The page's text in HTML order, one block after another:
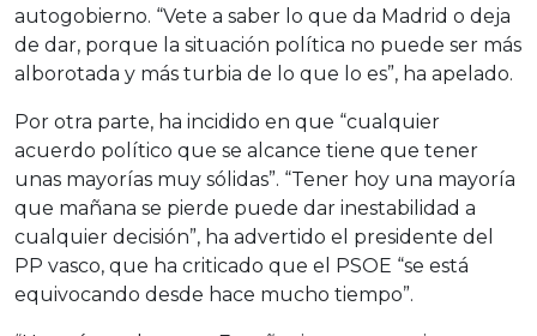
autogobierno. “Vete a saber lo que da Madrid o deja
de dar, porque la situación política no puede ser más
alborotada y más turbia de lo que lo es”, ha apelado.
Por otra parte, ha incidido en que “cualquier
acuerdo político que se alcance tiene que tener
unas mayorías muy sólidas”. “Tener hoy una mayoría
que mañana se pierde puede dar inestabilidad a
cualquier decisión”, ha advertido el presidente del
PP vasco, que ha criticado que el PSOE “se está
equivocando desde hace mucho tiempo”.